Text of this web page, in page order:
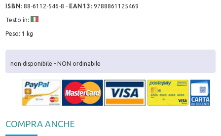
ISBN:88-6112-546-8 - EAN13 :9788861125469
Testo in:
Peso: 1 kg
non disponibile - NON ordinabile
COMPRA ANCHE